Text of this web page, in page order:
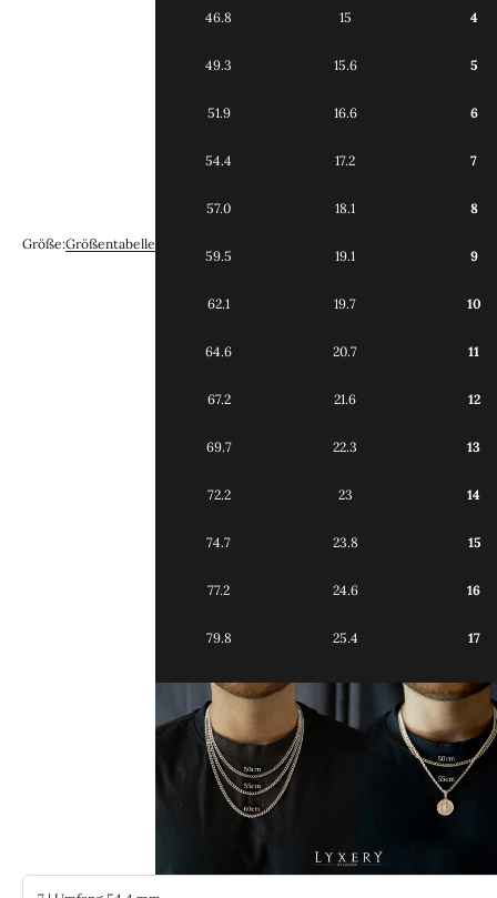
Größe:Größentabelle
46.8 15 4
49.3 15.6 5
51.9 16.6 6
54.4 17.2 7
57.0 18.1 8
59.5 19.1 9
62.1 19.7 10
64.6 20.7 11
67.2 21.6 12
69.7 22.3 13
72.2 23 14
74.7 23.8 15
77.2 24.6 16
79.8 25.4 17